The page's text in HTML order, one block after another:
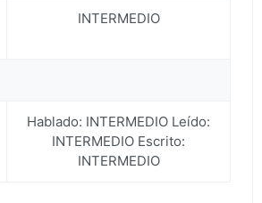
INTERMEDIO
Hablado: INTERMEDIO Leído:
INTERMEDIO Escrito:
INTERMEDIO